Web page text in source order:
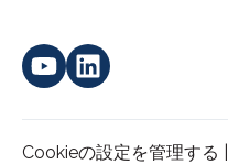
Cookieの設定を管理する |